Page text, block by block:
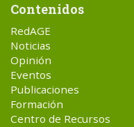
Contenidos
RedAGE
Noticias
Opinión
Eventos
Publicaciones
Formación
Centro de Recursos